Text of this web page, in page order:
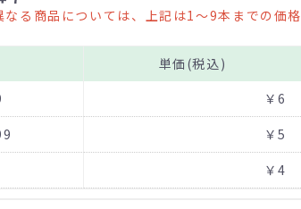
る商品については、上記は1～9本までの価格
単価(税込)
￥6
￥5
￥4